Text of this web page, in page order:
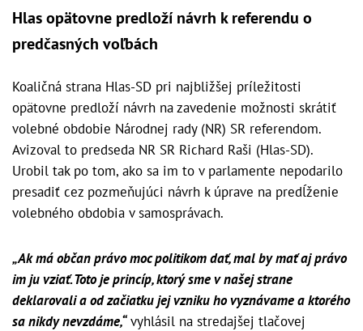
Hlas opätovne predloží návrh k referendu o
predčasných voľbách
Koaličná strana Hlas-SD pri najbližšej príležitosti
opätovne predloží návrh na zavedenie možnosti skrátiť
volebné obdobie Národnej rady (NR) SR referendom.
Avizoval to predseda NR SR Richard Raši (Hlas-SD).
Urobil tak po tom, ako sa im to v parlamente nepodarilo
presadiť cez pozmeňujúci návrh k úprave na predĺženie
volebného obdobia v samosprávach.
„Ak má občan právo moc politikom dať, mal by mať aj právo
im ju vziať. Toto je princíp, ktorý sme v našej strane
deklarovali a od začiatku jej vzniku ho vyznávame a ktorého
sa nikdy nevzdáme,“vyhlásil na stredajšej tlačovej